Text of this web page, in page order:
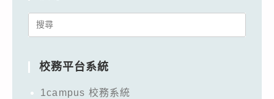
Search
校務平台系統
1campus 校務系統